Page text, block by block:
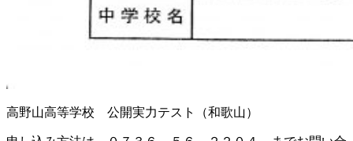
高野山高等学校 公開実力テスト（和歌山）